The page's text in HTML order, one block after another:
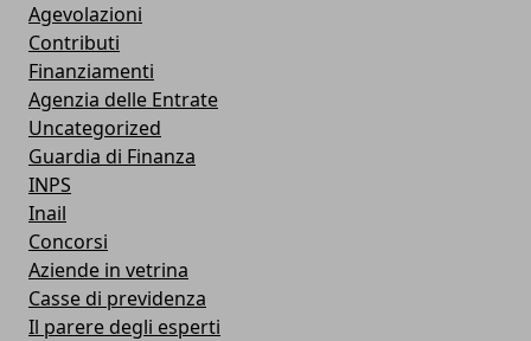
Agevolazioni
Contributi
Finanziamenti
Agenzia delle Entrate
Uncategorized
Guardia di Finanza
INPS
Inail
Concorsi
Aziende in vetrina
Casse di previdenza
Il parere degli esperti